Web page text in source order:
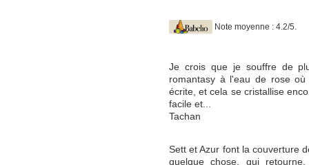
Note moyenne : 4.2/5.
Je crois que je souffre de
romantasy à l'eau de rose
écrite, et cela se cristallise
facile et...
Tachan
Sett et Azur font la couverture
quelque chose, qui